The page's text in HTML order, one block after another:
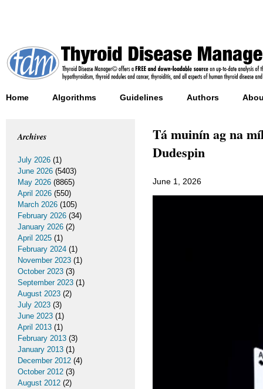
Home Algorithms Guidelines Authors
Tá muinín ag na
Dudespin
June 1, 2026
Archives
July 2026 (1)
June 2026 (5403)
May 2026 (8865)
April 2026 (550)
March 2026 (105)
February 2026 (34)
January 2026 (2)
April 2025 (1)
February 2024 (1)
November 2023 (1)
October 2023 (3)
September 2023 (1)
August 2023 (2)
July 2023 (3)
June 2023 (1)
April 2013 (1)
February 2013 (3)
January 2013 (1)
December 2012 (4)
October 2012 (3)
August 2012 (2)